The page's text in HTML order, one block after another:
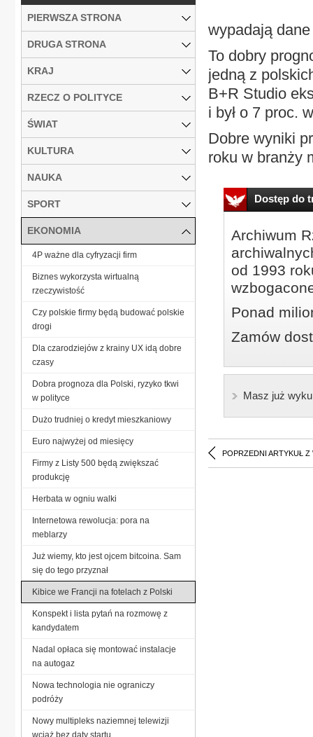
wypadają
To dobry
jedną z
B+R Studio
i był o 7 proc.
Dobre wyniki
roku w branży
Dostęp do
Archiwum
od 1993
Ponad
Zamów
Masz już
POPRZEDNI ARTYKUŁ Z
PIERWSZA STRONA
DRUGA STRONA
KRAJ
RZECZ O POLITYCE
ŚWIAT
KULTURA
NAUKA
SPORT
EKONOMIA
4P ważne dla cyfryzacji firm
Biznes wykorzysta wirtualną
rzeczywistość
Czy polskie firmy będą budować polskie
drogi
Dla czarodziejów z krainy UX idą dobre
czasy
Dobra prognoza dla Polski, ryzyko tkwi
w polityce
Dużo trudniej o kredyt mieszkaniowy
Euro najwyżej od miesięcy
Firmy z Listy 500 będą zwiększać
produkcję
Herbata w ogniu walki
Internetowa rewolucja: pora na
meblarzy
Już wiemy, kto jest ojcem bitcoina. Sam
się do tego przyznał
Kibice we Francji na fotelach z Polski
Konspekt i lista pytań na rozmowę z
kandydatem
Nadal opłaca się montować instalacje
na autogaz
Nowa technologia nie ograniczy
podróży
Nowy multipleks naziemnej telewizji
wciąż bez daty startu